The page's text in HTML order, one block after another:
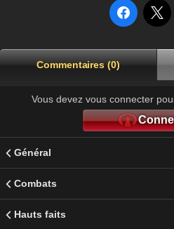
Commentaires (0)
Vous devez vous connecter
Général
Combats
Hauts faits